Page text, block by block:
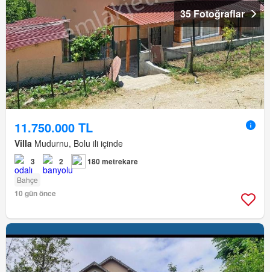
35 Fotoğraflar
11.750.000 TL
Villa Mudurnu, Bolu ili içinde
3 2 180 metrekare
Bahçe
10 gün önce